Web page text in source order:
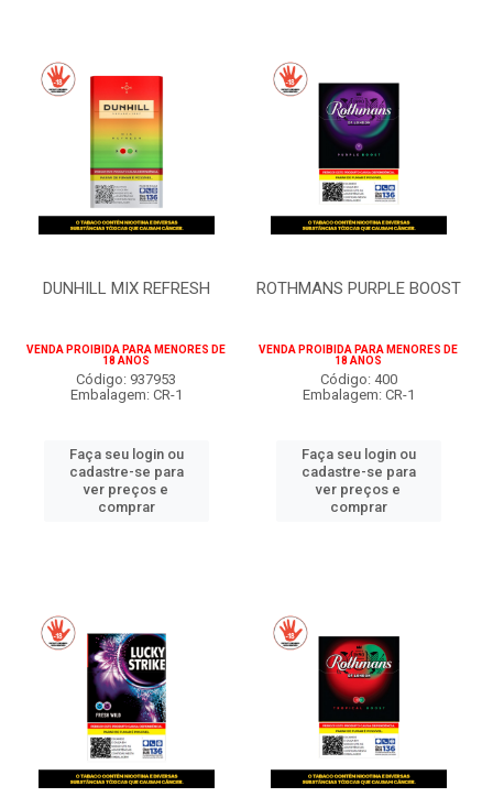
DUNHILL MIX REFRESH
VENDA PROIBIDA PARA MENORES DE
18 ANOS
Código: 937953
Embalagem: CR-1
Faça seu login ou
cadastre-se para
ver preços e
comprar
ROTHMANS PURPLE BOOST
VENDA PROIBIDA PARA MENORES DE
18 ANOS
Código: 400
Embalagem: CR-1
Faça seu login ou
cadastre-se para
ver preços e
comprar